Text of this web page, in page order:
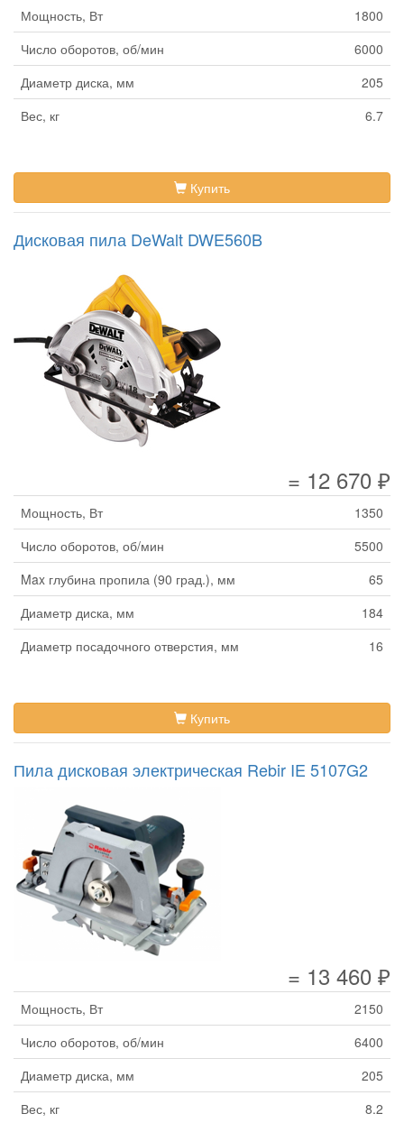
Мощность, Вт
1800
Число оборотов, об/мин
6000
Диаметр диска, мм
205
Вес, кг
6.7
Купить
Дисковая пила DeWalt DWE560B
= 12 670 ₽
Мощность, Вт
1350
Число оборотов, об/мин
5500
Max глубина пропила (90 град.), мм
65
Диаметр диска, мм
184
Диаметр посадочного отверстия, мм
16
Купить
Пила дисковая электрическая Rebir IE 5107G2
= 13 460 ₽
Мощность, Вт
2150
Число оборотов, об/мин
6400
Диаметр диска, мм
205
Вес, кг
8.2